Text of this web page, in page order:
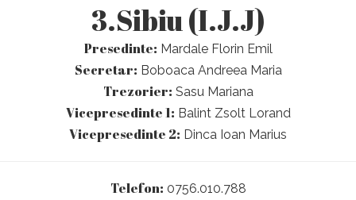
3.Sibiu (I.J.J)
Presedinte: Mardale Florin Emil
Secretar: Boboaca Andreea Maria
Trezorier: Sasu Mariana
Vicepresedinte 1: Balint Zsolt Lorand
Vicepresedinte 2: Dinca Ioan Marius
Telefon: 0756.010.788